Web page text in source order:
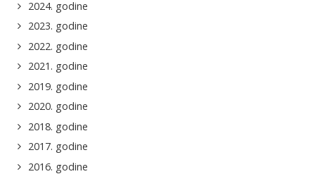
2024. godine
2023. godine
2022. godine
2021. godine
2019. godine
2020. godine
2018. godine
2017. godine
2016. godine